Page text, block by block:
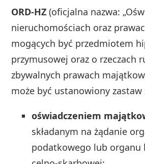
ORD‑HZ (oficjalna nazwa:
nieruchomościach oraz
mogących być przedmiotem
przymusowej oraz o rzeczach
zbywalnych prawach
może być ustanowiony zastaw
oświadczeniem
składanym na żądanie
podatkowego lub organu